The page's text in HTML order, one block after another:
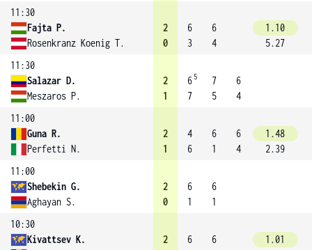
11:30
Fajta P.
Rosenkranz Koenig T.
2
0
6
3
6
4
1.10
5.27
11:30
Salazar D.
Meszaros P.
2
1
6 5
7
7
5
6
4
11:00
Guna R.
Perfetti N.
2
1
4
6
6
1
6
4
1.48
2.39
11:00
Shebekin G.
Aghayan S.
2
0
6
1
6
1
10:30
Kivattsev K.
2
6
6
1.01